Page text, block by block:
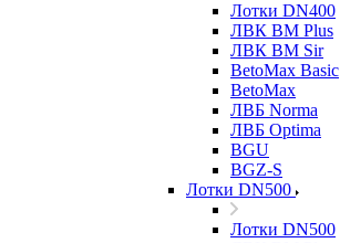
Лотки DN400
ЛВК ВМ Plus
ЛВК ВМ Sir
BetoMax Basic
BetoMax
ЛВБ Norma
ЛВБ Optima
BGU
BGZ-S
Лотки DN500
Лотки DN500